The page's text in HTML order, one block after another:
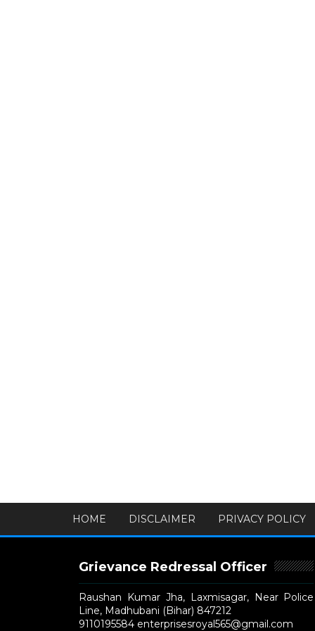
HOME DISCLAIMER PRIVACY POLICY
Grievance Redressal Officer
Raushan Kumar Jha, Laxmisagar, Near Police
Line, Madhubani (Bihar) 847212
9110195584 enterprisesroyal565@gmail.com